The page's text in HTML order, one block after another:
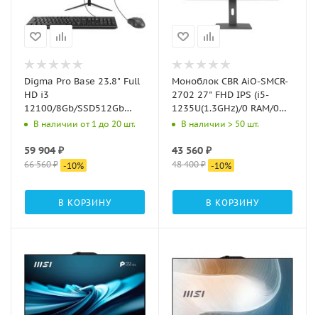
Digma Pro Base 23.8" Full
HD i3
12100/8Gb/SSD512Gb
UHDG
черный 1920x1080
В наличии от 1 до 20 шт.
59 904₽
66 560₽ -10%
В КОРЗИНУ
Моноблок CBR AiO-SMCR-
2702 27" FHD IPS (i5-
1235U(1.3GHz)/0 RAM/0
SSD /Intel UHD Graphics
RAM)/ RJ45/ Windows 11
Pro)
В наличии > 50 шт.
43 560 ₽
48 400₽ -10%
В КОРЗИНУ